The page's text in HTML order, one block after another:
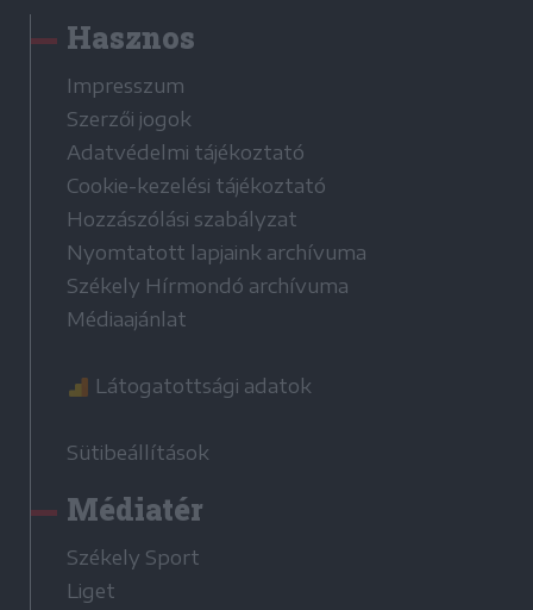
Hasznos
Impresszum
Szerzői jogok
Adatvédelmi tájékoztató
Cookie-kezelési tájékoztató
Hozzászólási szabályzat
Nyomtatott lapjaink archívuma
Székely Hírmondó archívuma
Médiaajánlat
Látogatottsági adatok
Sütibeállítások
Médiatér
Székely Sport
Liget